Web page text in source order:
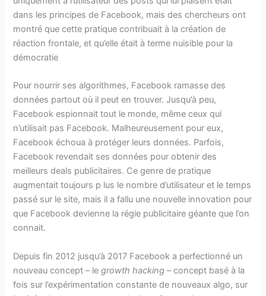
dans les principes de Facebook, mais des chercheurs ont
montré que cette pratique contribuait à la création de
réaction frontale, et qu’elle était à terme nuisible pour la
démocratie
Pour nourrir ses algorithmes, Facebook ramasse des
données partout où il peut en trouver. Jusqu’à peu,
Facebook espionnait tout le monde, même ceux qui
n’utilisait pas Facebook. Malheureusement pour eux,
Facebook échoua à protéger leurs données. Parfois,
Facebook revendait ses données pour obtenir des
meilleurs deals publicitaires. Ce genre de pratique
augmentait toujours p lus le nombre d’utilisateur et le temps
passé sur le site, mais il a fallu une nouvelle innovation pour
que Facebook devienne la régie publicitaire géante que l’on
connait.
Depuis fin 2012 jusqu’à 2017 Facebook a perfectionné un
nouveau concept – legrowth hacking – concept basé à la
fois sur l’expérimentation constante de nouveaux algo, sur